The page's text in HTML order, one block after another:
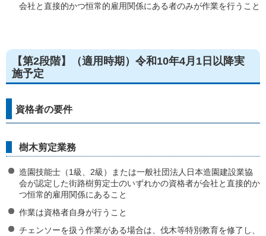
会社と直接的かつ恒常的雇用関係にある者のみが作業を行うこと
【第2段階】（適用時期）令和10年4月1日以降実
施予定
資格者の要件
樹木剪定業務
造園技能士（1級、2級）または一般社団法人日本造園建設業協
会が認定した街路樹剪定士のいずれかの資格者が会社と直接的か
つ恒常的雇用関係にあること
作業は資格者自身が行うこと
チェンソーを扱う作業がある場合は、伐木等特別教育を修了し、